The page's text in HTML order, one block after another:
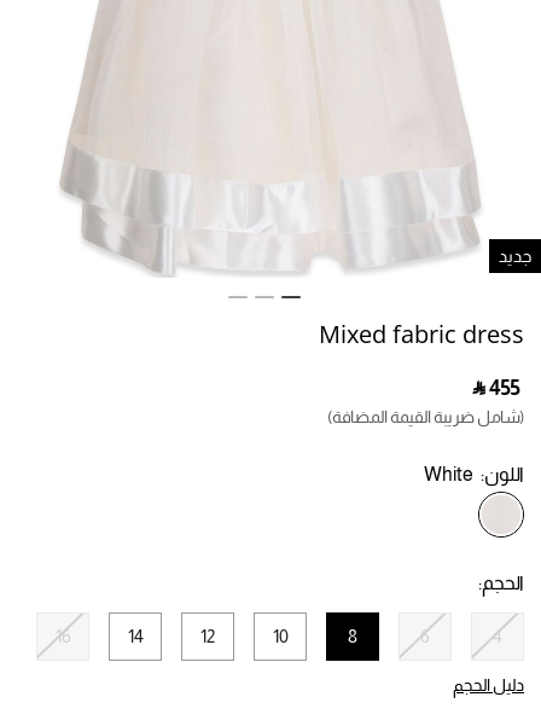
Mixed fabric dress
‎ ⃁ ⁦455⁩ ‎
(شامل ضريبة القيمة المضافة)
اللون:White
الحجم:
10
12
14
16
دليل الحجم